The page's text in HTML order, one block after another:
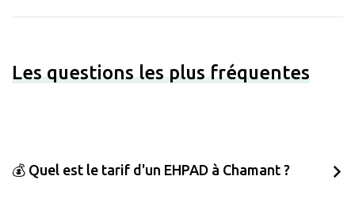
Les questions les plus fréquentes
💰 Quel est le tarif d'un EHPAD à Chamant ?